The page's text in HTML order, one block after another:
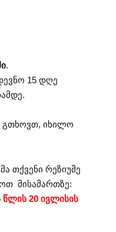
.
15 დღე
გთხოვთ, იხილო
თქვენი რეზიუმე
მისამართზე:
წლის 20 ივლისის